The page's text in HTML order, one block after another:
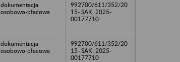
dokumentacja
osobowo-płacowa
992700/611/352/20
15- SAK; 2025-
00177710
dokumentacja
osobowo-płacowa
992700/611/352/20
15- SAK; 2025-
00177710